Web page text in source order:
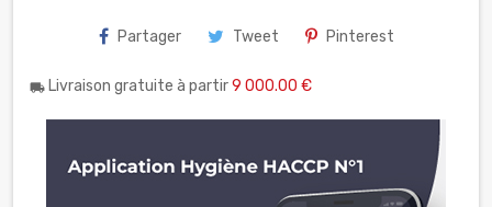
Partager Tweet Pinterest
local_shipping Livraison gratuite à partir9 000.00 €